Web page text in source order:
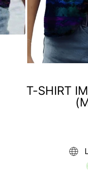
T-SHIRT